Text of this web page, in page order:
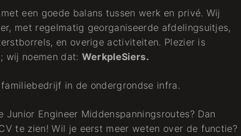
een goede balans tussen werk en privé. Wij
met regelmatig georganiseerde afdelingsuitjes,
en overige activiteiten. Plezier is
wij noemen dat: WerkpleSiers.
in de ondergrondse infra.
Engineer Middenspanningsroutes? Dan
te zien! Wil je eerst meer weten over de functie?